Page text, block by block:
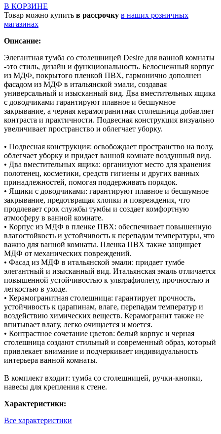
В КОРЗИНЕ
Товар можно купить в рассрочку в наших розничных
магазинах
Описание:
Элегантная тумба со столешницей Desire для ванной комнаты
-это стиль, дизайн и функциональность. Белоснежный корпус
из МДФ, покрытого пленкой ПВХ, гармонично дополнен
фасадом из МДФ в итальянской эмали, создавая
универсальный и изысканный вид. Два вместительных ящика
с доводчиками гарантируют плавное и бесшумное
закрывание, а черная керамогранитная столешница добавляет
контраста и практичности. Подвесная конструкция визуально
увеличивает пространство и облегчает уборку.
• Подвесная конструкция: освобождает пространство на полу,
облегчает уборку и придает ванной комнате воздушный вид.
• Два вместительных ящика: организуют место для хранения
полотенец, косметики, средств гигиены и других ванных
принадлежностей, помогая поддерживать порядок.
• Ящики с доводчиками: гарантируют плавное и бесшумное
закрывание, предотвращая хлопки и повреждения, что
продлевает срок службы тумбы и создает комфортную
атмосферу в ванной комнате.
• Корпус из МДФ в пленке ПВХ: обеспечивает повышенную
влагостойкость и устойчивость к перепадам температуры, что
важно для ванной комнаты. Пленка ПВХ также защищает
МДФ от механических повреждений.
• Фасад из МДФ в итальянской эмали: придает тумбе
элегантный и изысканный вид. Итальянская эмаль отличается
повышенной устойчивостью к ультрафиолету, прочностью и
легкостью в уходе.
• Керамогранитная столешница: гарантирует прочность,
устойчивость к царапинам, влаге, перепадам температур и
воздействию химических веществ. Керамогранит также не
впитывает влагу, легко очищается и моется.
• Контрастное сочетание цветов: белый корпус и черная
столешница создают стильный и современный образ, который
привлекает внимание и подчеркивает индивидуальность
интерьера ванной комнаты.
В комплект входит: тумба со столешницей, ручки-кнопки,
навесы для крепления к стене.
Характеристики:
Все характеристики